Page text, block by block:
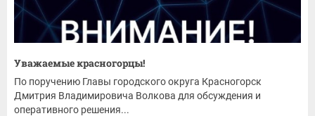
Уважаемые красногорцы!
По поручению Главы городского округа Красногорск
Дмитрия Владимировича Волкова для обсуждения и
оперативного решения...